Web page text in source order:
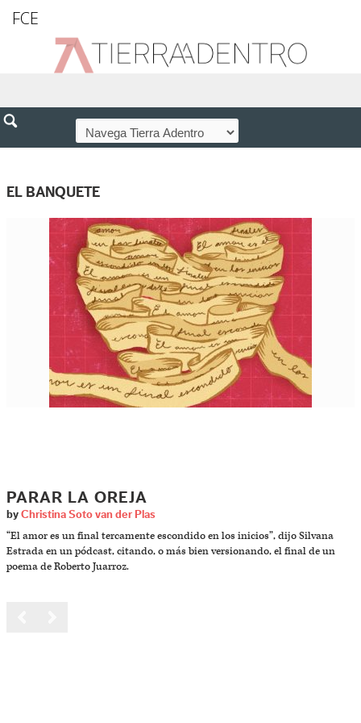
FCE
EL BANQUETE
PARAR LA OREJA
by Christina Soto van der Plas
“El amor es un final tercamente escondido en los inicios”, dijo Silvana
Estrada en un pódcast, citando, o más bien versionando, el final de un
poema de Roberto Juarroz.